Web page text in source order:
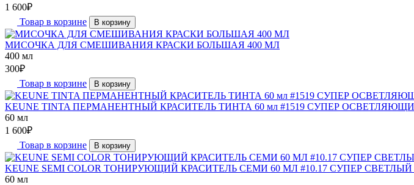
1 600₽
Товар в корзине
В корзину
МИСОЧКА ДЛЯ СМЕШИВАНИЯ КРАСКИ БОЛЬШАЯ 400 МЛ
400 мл
300₽
Товар в корзине
В корзину
KEUNE TINTA ПЕРМАНЕНТНЫЙ КРАСИТЕЛЬ ТИНТА 60 мл #1519 СУПЕР
60 мл
1 600₽
Товар в корзине
В корзину
KEUNE SEMI COLOR ТОНИРУЮЩИЙ КРАСИТЕЛЬ СЕМИ 60 МЛ #10.17 СУПЕР
60 мл